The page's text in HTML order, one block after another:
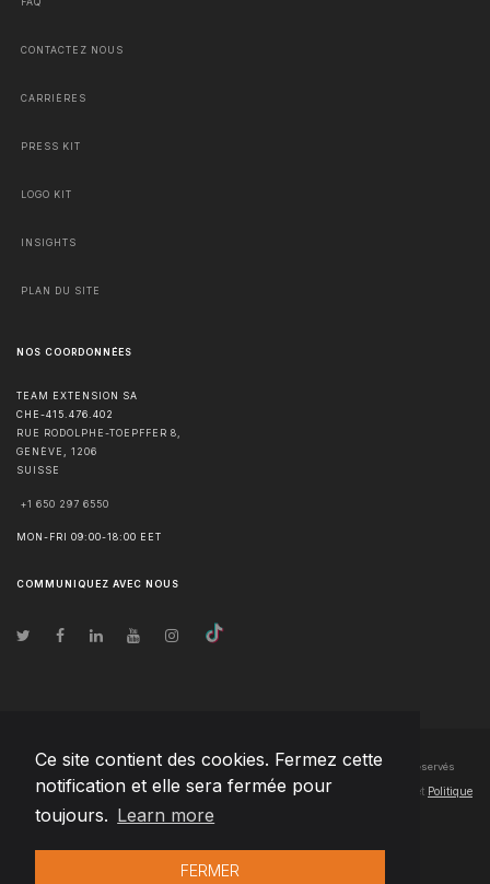
Ce site contient des cookies. Fermez cette
notification et elle sera fermée pour
toujours. Learn more
FERMER
FAQ
CONTACTEZ NOUS
CARRIÈRES
PRESS KIT
LOGO KIT
INSIGHTS
PLAN DU SITE
NOS COORDONNÉES
TEAM EXTENSION SA
CHE-415.476.402
RUE RODOLPHE-TOEPFFER 8,
GENÈVE
1206
SUISSE
+1 650 297 6550
MON-FRI 09:00-18:00 EET
COMMUNIQUEZ AVEC NOUS
© Droits d'auteur2026 Team Extension SA France- Tous les droits sont réservés
Changelog● En utilisant ce site, vous acceptez nos Conditions d'utilisation et Politique
de confidentialité